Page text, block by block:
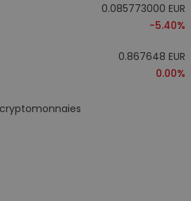
0.085773000 EUR
-5.40%
0.867648 EUR
0.00%
cryptomonnaies